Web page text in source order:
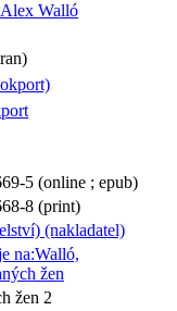
Walló
5 (online ; epub)
8 (print)
(nakladatel)
na:Walló,
žen
žen 2